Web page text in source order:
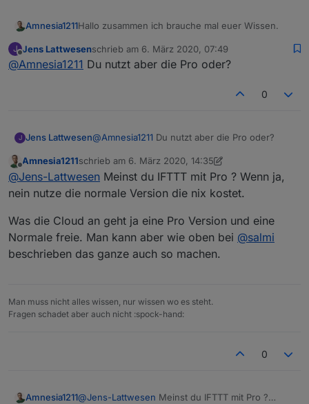
Amnesia1211Hallo zusammen ich brauche mal euer Wissen.
Habe alles nach Anleitung gemacht aber leider
steht unter Objekten "undefined"
Den Link für IFTTT habe ich natürlich hier her und
auch in die beiden Anwesend und Abwesend
eingetragen.
Hier kam der Link aus iot rein
Unter My Applets sind jetzt beide Anwesend und
Abwesend zu sehen.
Den key habe ich hier her unter Webhooks und
vielleicht brauchte es ein bisschen Zeit um sich zu
J
Offline
Jens Lattwesenschrieb am 6. März 2020, 07:49
zuletzt editiert von
@Amnesia1211 Du nutzt aber die Pro oder?
0
J Jens Lattwesen@Amnesia1211 Du nutzt aber die Pro oder?
Offline
Amnesia1211schrieb am 6. März 2020, 14:35
zuletzt editiert von Amnesia12113. Juni 2020, 15:38
@Jens-Lattwesen Meinst du IFTTT mit Pro ? Wenn ja,
nein nutze die normale Version die nix kostet.
Was die Cloud an geht ja eine Pro Version und eine
Normale freie. Man kann aber wie oben bei @salmi
beschrieben das ganze auch so machen.
Man muss nicht alles wissen, nur wissen wo es steht.
Fragen schadet aber auch nicht :spock-hand:
0
Amnesia1211@Jens-Lattwesen Meinst du IFTTT mit Pro ?